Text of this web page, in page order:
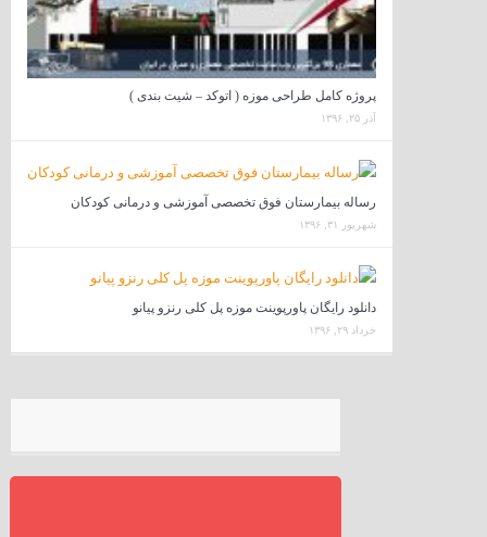
پروژه کامل طراحی موزه ( اتوکد – شیت بندی )
آذر ۲۵, ۱۳۹۶
رساله بیمارستان فوق تخصصی آموزشی و درمانی کودکان
شهریور ۳۱, ۱۳۹۶
دانلود رایگان پاورپوینت موزه پل کلی رنزو پیانو
خرداد ۲۹, ۱۳۹۶